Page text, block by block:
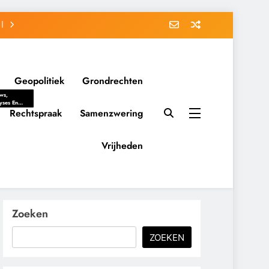
Geopolitiek Grondrechten
En
Politieke
Belangen
Op
Rechtspraak Samenzwering
Vrijheden
Zoeken
ZOEKEN